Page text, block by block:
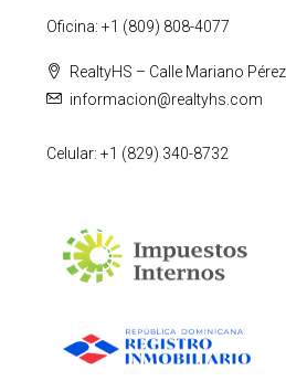
Oficina: +1 (809) 808-4077
RealtyHS – Calle Mariano
informacion@realtyhs.com
Celular: +1 (829) 340-8732